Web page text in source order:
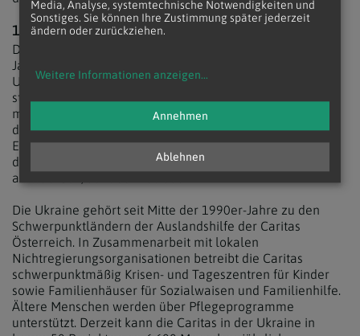
100.000 KINDER OHNE ELTERN
Die aktuelle Krise erschüttere ein Land, "das bereits seit
Jahren am sozialen Abgrund steht", so Landau weiter. Die
Ukrainezähle heute zu den ärmsten und
strukturschwächsten Ländern Europas. Laut UNICEF
müssen jedes Jahr knapp 20.000 Kinder in der
die Betreuung durch staatliche oder sonstige
Einrichtungen übernommen werden. Insgesamt schätzt
die Organisation die Zahl der Kinder, die ohne ihre Eltern
aufwachsen, auf über 100.000.
Die Ukraine gehört seit Mitte der 1990er-Jahre zu den
Schwerpunktländern der Auslandshilfe der Caritas
Österreich. In Zusammenarbeit mit lokalen
Nichtregierungsorganisationen betreibt die Caritas
schwerpunktmäßig Krisen- und Tageszentren für Kinder
sowie Familienhäuser für Sozialwaisen und Familienhilfe.
Ältere Menschen werden über Pflegeprogramme
unterstützt. Derzeit kann die Caritas in der Ukraine in
Media, Analyse, systemtechnische Notwendigkeiten und
Sonstiges. Sie können Ihre Zustimmung später jederzeit
ändern oder zurückziehen.
Weitere Informationen anzeigen...
Ablehnen
Annehmen